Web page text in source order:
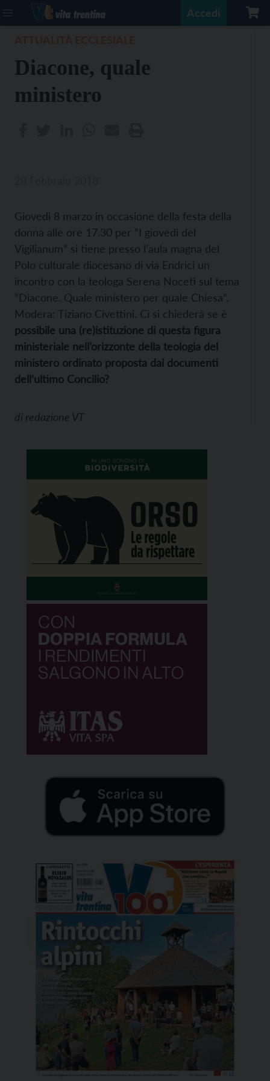
Accedi
Diacone, quale
ministero
Giovedì 8 marzo in occasione della festa della
donna alle ore 17.30 per “I giovedì del
Vigilianum” si tiene presso l’aula magna del
Polo culturale diocesano di via Endrici un
incontro con la teologa Serena Noceti sul tema
“Diacone. Quale ministero per quale Chiesa”.
Modera: Tiziano Civettini. Ci si chiederà se è
possibile una (re)istituzione di questa figura
ministeriale nell’orizzonte della teologia del
ministero ordinato proposta dai documenti
dell’ultimo Concilio?
di redazione VT